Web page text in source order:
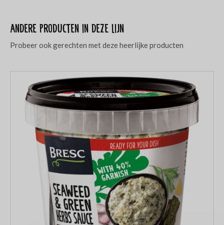
Andere producten in deze lijn
Probeer ook gerechten met deze heerlijke producten